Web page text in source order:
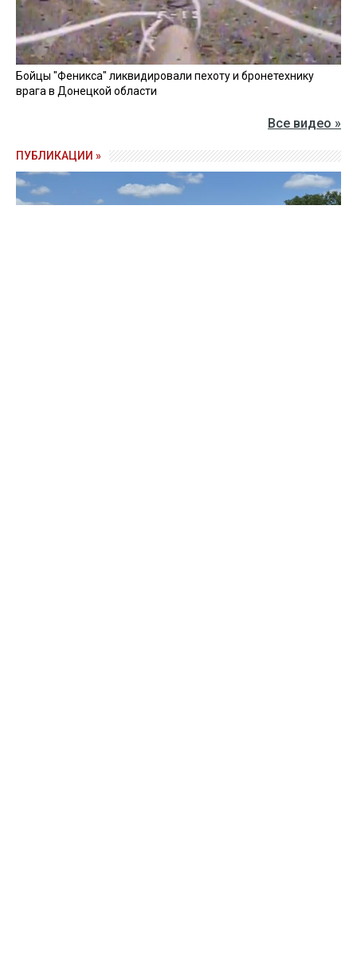
Бойцы "Феникса" ликвидировали пехоту и бронетехнику
врага в Донецкой области
Все видео »
ПУБЛИКАЦИИ »